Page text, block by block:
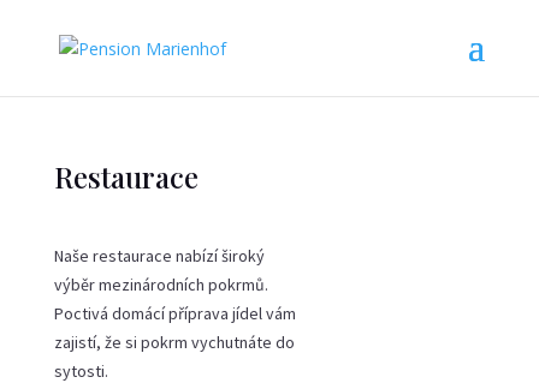
Restaurace
Naše restaurace nabízí široký
výběr mezinárodních pokrmů.
Poctivá domácí příprava jídel vám
zajistí, že si pokrm vychutnáte do
sytosti.